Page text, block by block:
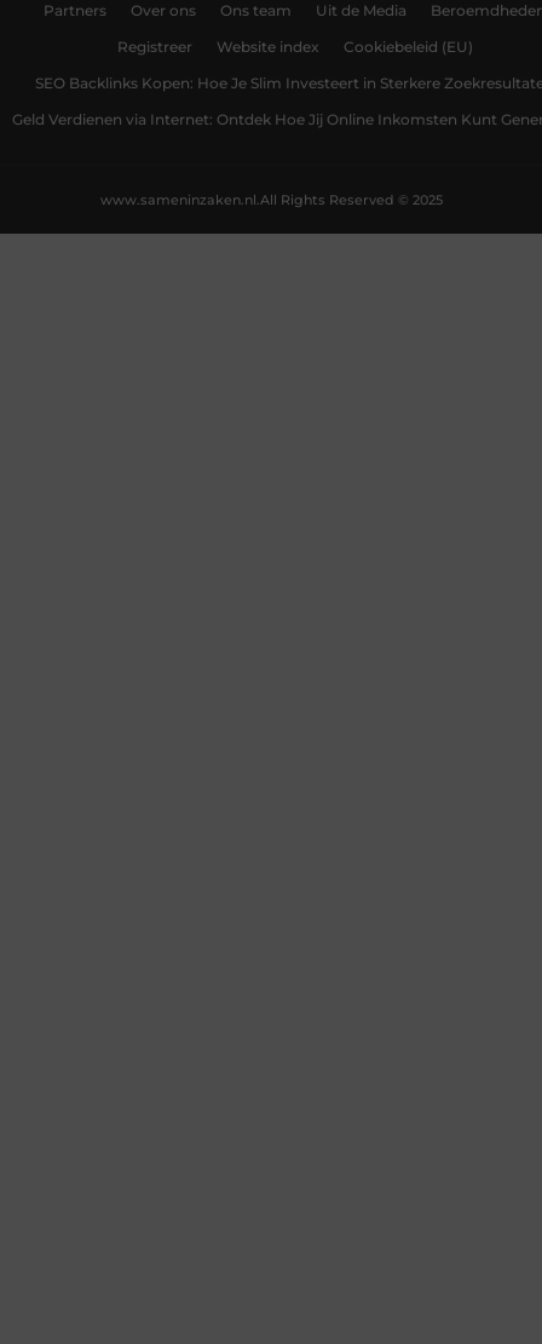
Partners Over ons Ons team Uit de Media
Registreer Website index Cookiebeleid (EU)
SEO Backlinks Kopen: Hoe Je Slim Investeert in Sterkere
Geld Verdienen via Internet: Ontdek Hoe Jij Online Inkomsten Kunt
All Rights Reserved © 2025
www.sameninzaken.nl.